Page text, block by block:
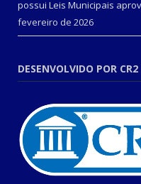
possui Leis Municipais
fevereiro de 2026
DESENVOLVIDO POR CR2